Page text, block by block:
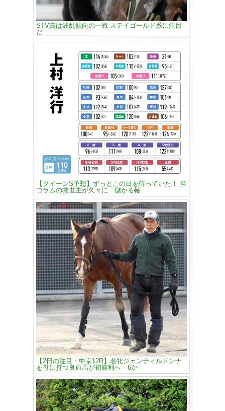
STV賞は波乱傾向の一戦 ステイゴールド系に注目
だ
【クイーンS予想】ずっとこの日を待っていた！ 当
コラムの救世主が久々に「儲かる軸
【2日の注目・中京12R】名牝ジェンティルドンナ
を母に持つ良血馬が初勝利へ 6か